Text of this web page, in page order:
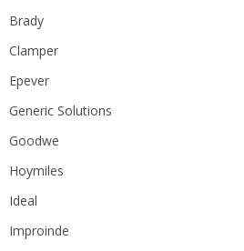
Brady
Clamper
Epever
Generic Solutions
Goodwe
Hoymiles
Ideal
Improinde